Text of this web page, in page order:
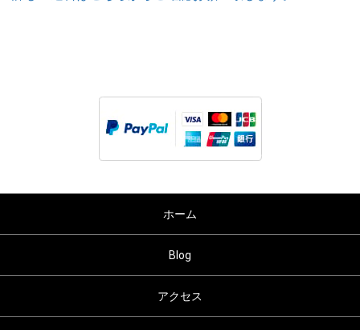
ホーム
Blog
アクセス